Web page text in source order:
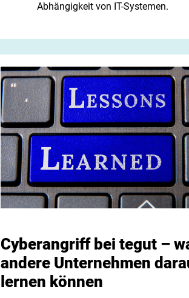
Abhängigkeit von IT-Systemen.
Cyberangriff bei tegut –
andere Unternehmen
lernen können